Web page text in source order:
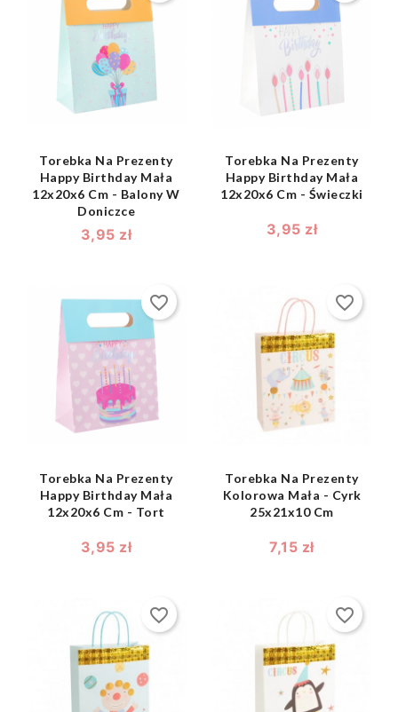
Utwórz nową listę
Utwórz listę życzeń
Anuluj Utwórz listę życzeń
((modalTitle))
((cancelText)) ((modalDeleteText))
Zaloguj się
Zaloguj się

Torebka Na Prezenty
Happy Birthday Mała
12x20x6 Cm - Balony W
Doniczce
3,95 zł
shopping_bag 
Torebka Na Prezenty
Happy Birthday Mała
12x20x6 Cm - Świeczki
3,95 zł

Torebka Na Prezenty
Happy Birthday Mała
12x20x6 Cm - Tort
3,95 zł
favorite_border
shopping_bag 
Torebka Na Prezenty
Kolorowa Mała - Cyrk
25x21x10 Cm
7,15 zł
favorite_border
shopping_bag 
favorite_border
shopping_bag 
favorite_border